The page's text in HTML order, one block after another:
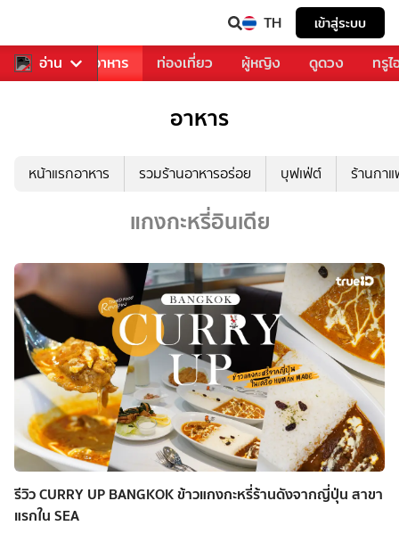
TH เข้าสู่ระบบ
อ่าน
การเพลง อาหาร ท่องเที่ยว ผู้หญิง ดูดวง ทรู
อาหาร
หน้าแรกอาหาร รวมร้านอาหารอร่อย บุฟเฟ่ต์ ร้านกา
แกงกะหรี่อินเดีย
รีวิว CURRY UP BANGKOK ข้าวแกงกะหรี่ร้านดังจากญี่ปุ่น สาขา
แรกใน SEA